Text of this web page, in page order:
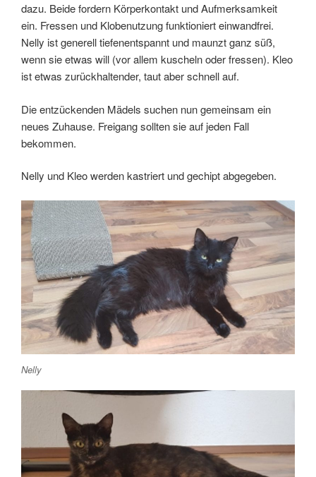
dazu. Beide fordern Körperkontakt und Aufmerksamkeit
ein. Fressen und Klobenutzung funktioniert einwandfrei.
Nelly ist generell tiefenentspannt und maunzt ganz süß,
wenn sie etwas will (vor allem kuscheln oder fressen). Kleo
ist etwas zurückhaltender, taut aber schnell auf.
Die entzückenden Mädels suchen nun gemeinsam ein
neues Zuhause. Freigang sollten sie auf jeden Fall
bekommen.
Nelly und Kleo werden kastriert und gechipt abgegeben.
Nelly